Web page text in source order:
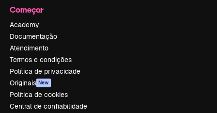
Começar
Academy
Documentação
Atendimento
Termos e condições
Política de privacidade
Originais New
Política de cookies
Central de confiabilidade